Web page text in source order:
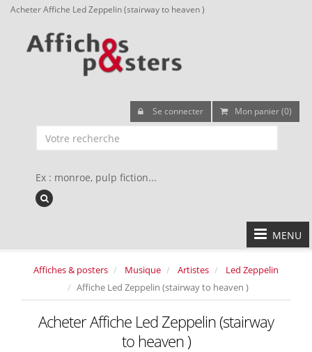
Acheter Affiche Led Zeppelin (stairway to heaven )
Se connecter Mon panier (0)
Ex : monroe, pulp fiction...
MENU
Affiches & posters Musique Artistes
Led Zeppelin
Affiche Led Zeppelin (stairway to heaven )
Acheter Affiche Led Zeppelin (stairway
to heaven )